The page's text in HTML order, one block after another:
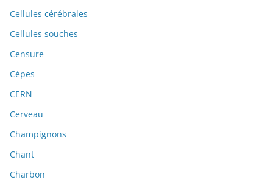
Cellules cérébrales
Cellules souches
Censure
Cèpes
CERN
Cerveau
Champignons
Chant
Charbon